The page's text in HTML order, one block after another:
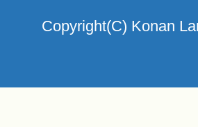
Copyright(C) Konan